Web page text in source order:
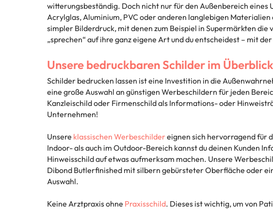
witterungsbeständig. Doch nicht nur für den Außenbereich
Acrylglas, Aluminium, PVC oder anderen langlebigen
simpler Bilderdruck, mit denen zum Beispiel in Supermärkten
„sprechen“ auf ihre ganz eigene Art und du entscheidest – mit
Unsere bedruckbaren Schilder im Überblick
Schilder bedrucken lassen ist eine Investition in die
eine große Auswahl an günstigen Werbeschildern für jeden
Kanzleischild oder Firmenschild als Informations- oder
Unternehmen!
Unsere klassischen Werbeschildereignen sich hervorragend für
Indoor- als auch im Outdoor-Bereich kannst du deinen Kunden
Hinweisschild auf etwas aufmerksam machen. Unsere
Dibond Butlerfinished mit silbern gebürsteter Oberfläche oder
Auswahl.
Keine Arztpraxis ohne Praxisschild. Dieses ist wichtig, um von